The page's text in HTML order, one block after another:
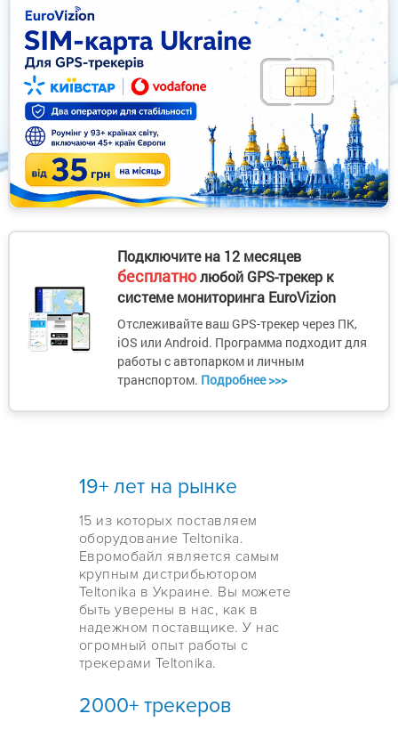
Подключите на 12 месяцев
бесплатнолюбой GPS-трекер к
системе мониторинга EuroVizion
Отслеживайте ваш GPS-трекер через ПК,
iOS или Android. Программа подходит для
работы с автопарком и личным
транспортом. Подробнее >>>
19+ лет на рынке
15 из которых поставляем
оборудование Teltonika.
Евромобайл является самым
крупным дистрибьютором
Teltonika в Украине. Вы можете
быть уверены в нас, как в
надежном поставщике. У нас
огромный опыт работы с
трекерами Teltonika.
2000+ трекеров